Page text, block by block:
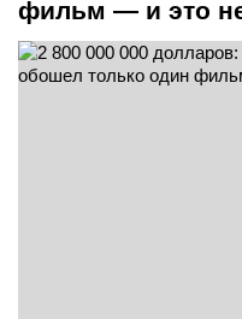
фильм — и это